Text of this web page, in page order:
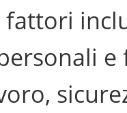
fattori